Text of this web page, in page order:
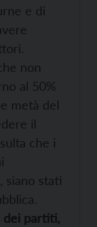
e di
non
al 50%
metà del
il
che i
siano stati
dei partiti,